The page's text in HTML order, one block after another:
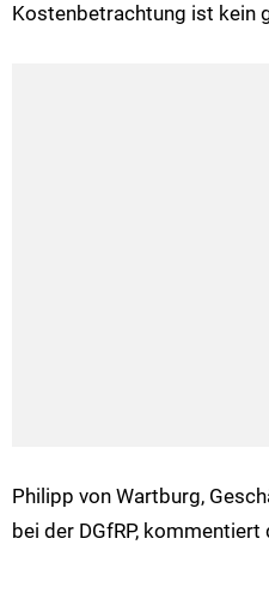
Kostenbetrachtung ist kein
Philipp von Wartburg,
bei der DGfRP, kommentiert